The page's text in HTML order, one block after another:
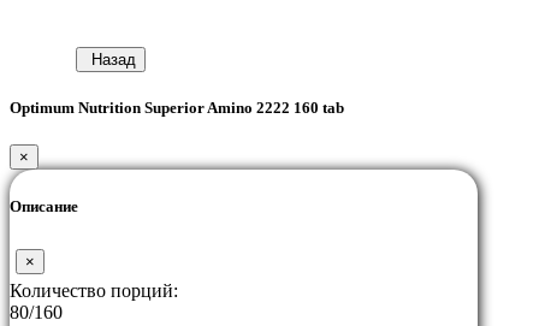
Назад
Optimum Nutrition Superior Amino 2222 160 tab
×
Описание
×
Количество порций:
80/160